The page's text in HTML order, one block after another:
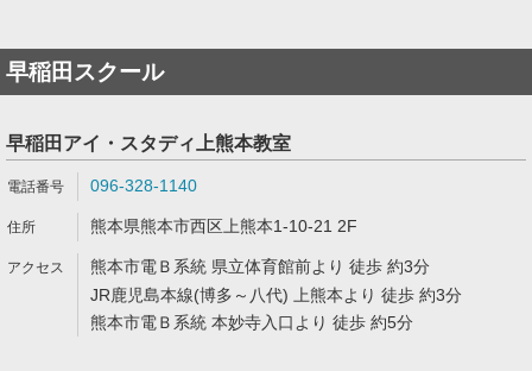
早稲田スクール
早稲田アイ・スタディ上熊本教室
096-328-1140
熊本県熊本市西区上熊本1-10-21 2F
熊本市電Ｂ系統 県立体育館前より 徒歩 約3分
JR鹿児島本線(博多～八代) 上熊本より 徒歩 約3分
熊本市電Ｂ系統 本妙寺入口より 徒歩 約5分